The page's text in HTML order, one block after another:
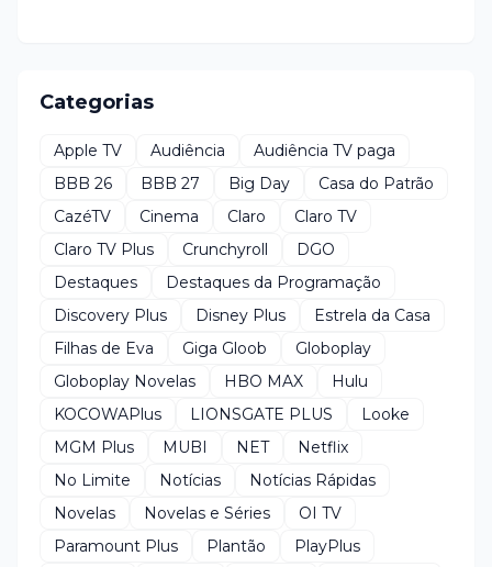
Categorias
Apple TV Audiência
Audiência TV paga
BBB 26
BBB 27 Big Day
Casa do Patrão
CazéTV
Cinema Claro
Claro TV
Claro TV Plus
Crunchyroll
DGO
Destaques
Destaques da Programação
Discovery Plus
Disney Plus
Estrela da Casa
Filhas de Eva
Giga Gloob
Globoplay
Globoplay Novelas
HBO MAX
Hulu
KOCOWAPlus
LIONSGATE PLUS
Looke
MGM Plus
MUBI NET
Netflix
No Limite
Notícias
Notícias Rápidas
Novelas
Novelas e Séries
OI TV
Paramount Plus
Plantão
PlayPlus